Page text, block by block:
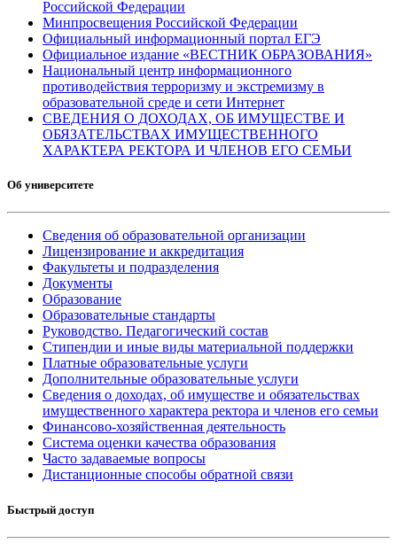
Российской Федерации
Минпросвещения Российской Федерации
Официальный информационный портал ЕГЭ
Официальное издание «ВЕСТНИК ОБРАЗОВАНИЯ»
Национальный центр информационного
противодействия терроризму и экстремизму в
образовательной среде и сети Интернет
СВЕДЕНИЯ О ДОХОДАХ, ОБ ИМУЩЕСТВЕ И
ОБЯЗАТЕЛЬСТВАХ ИМУЩЕСТВЕННОГО
ХАРАКТЕРА РЕКТОРА И ЧЛЕНОВ ЕГО СЕМЬИ
Об университете
Сведения об образовательной организации
Лицензирование и аккредитация
Факультеты и подразделения
Документы
Образование
Образовательные стандарты
Руководство. Педагогический состав
Стипендии и иные виды материальной поддержки
Платные образовательные услуги
Дополнительные образовательные услуги
Сведения о доходах, об имуществе и обязательствах
имущественного характера ректора и членов его семьи
Финансово-хозяйственная деятельность
Система оценки качества образования
Часто задаваемые вопросы
Дистанционные способы обратной связи
Быстрый доступ